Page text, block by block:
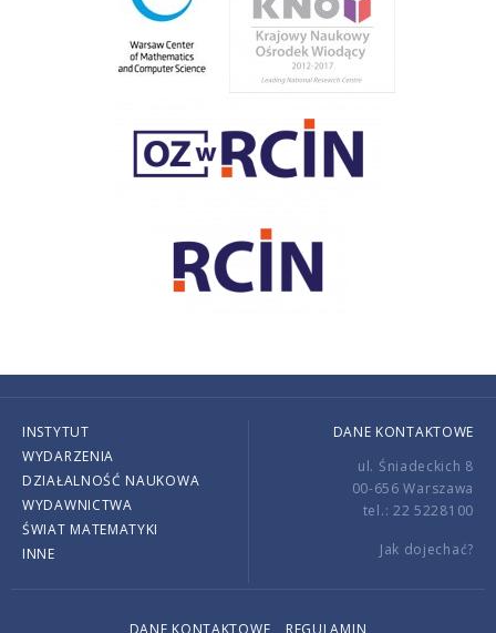
INSTYTUT
WYDARZENIA
DZIAŁALNOŚĆ NAUKOWA
WYDAWNICTWA
ŚWIAT MATEMATYKI
INNE
DANE KONTAKTOWE
ul. Śniadeckich 8
00-656 Warszawa
tel.: 22 5228100
Jak dojechać?
DANE KONTAKTOWE REGULAMIN